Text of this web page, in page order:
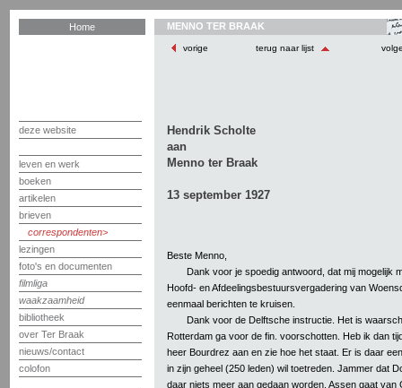
Home
deze website
leven en werk
boeken
artikelen
brieven
correspondenten
lezingen
foto's en documenten
filmliga
waakzaamheid
bibliotheek
over Ter Braak
nieuws/contact
colofon
MENNO TER BRAAK
vorige terug naar lijst
Hendrik Scholte
aan
Menno ter Braak
13 september 1927
Beste Menno,
Dank voor je spoedig antwoord, dat mij mogelijk
Hoofd- en Afdeelingsbestuursvergadering van
eenmaal berichten te kruisen.
Dank voor de Delftsche instructie. Het is
Rotterdam ga voor de fin. voorschotten. Heb ik dan
heer Bourdrez aan en zie hoe het staat. Er is daar een
in zijn geheel (250 leden) wil toetreden. Jammer dat
daar niets meer aan gedaan worden. Assen gaat van